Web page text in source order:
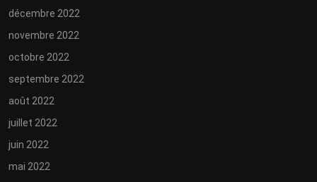
décembre 2022
novembre 2022
octobre 2022
septembre 2022
août 2022
juillet 2022
juin 2022
mai 2022